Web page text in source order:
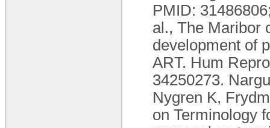
PMID:
al., The Maribor
development of
ART. Hum
34250273.
Nygren K,
on Terminology